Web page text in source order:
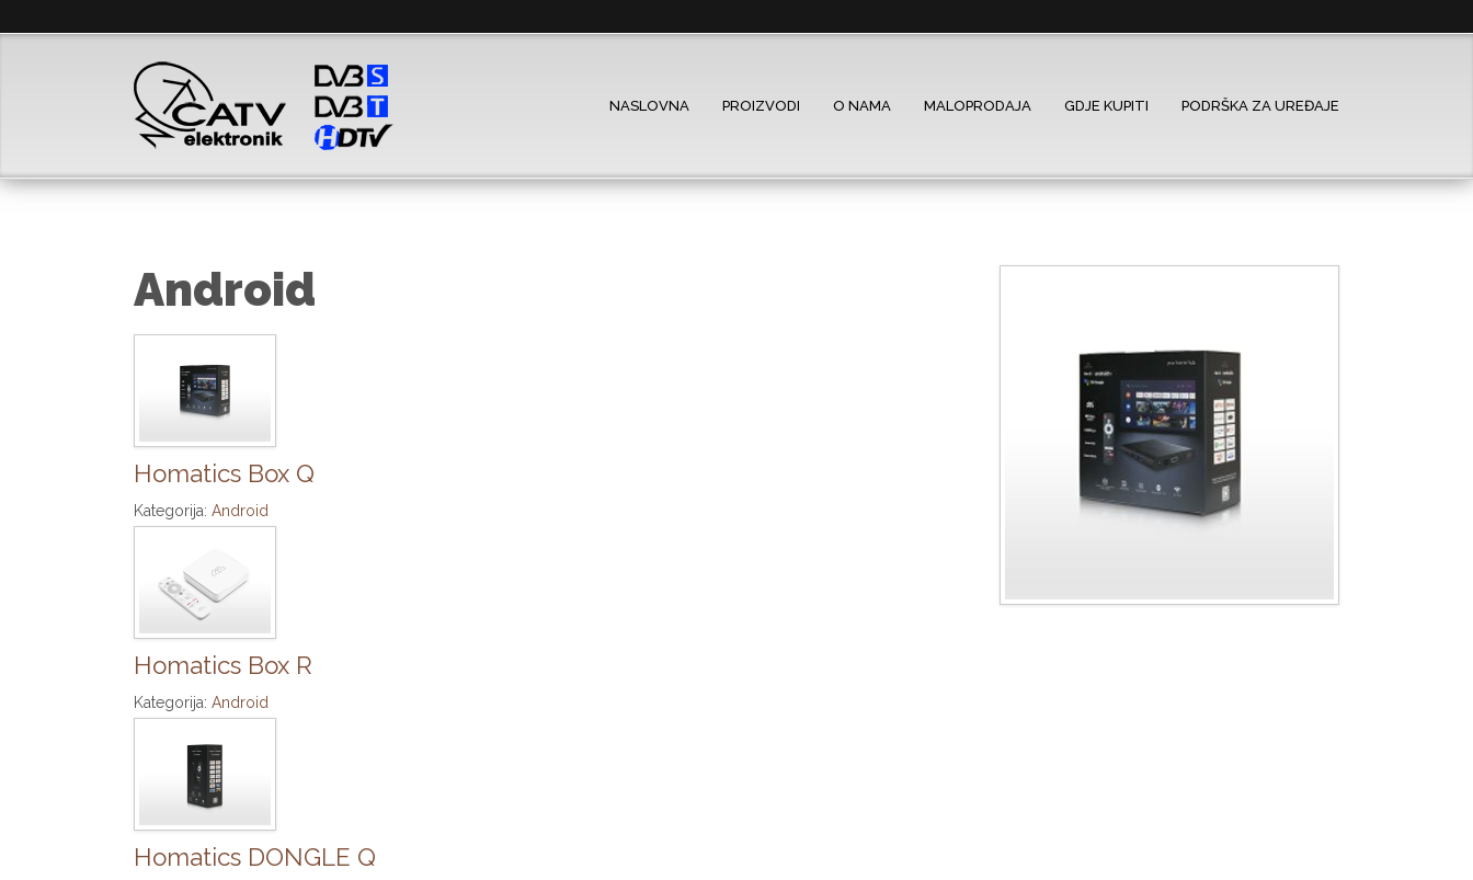
NASLOVNA PROIZVODI O NAMA MALOPRODAJA GDJE KUPITI PODRŠKA ZA UREĐAJE
Android
Homatics Box Q
Kategorija: Android
Homatics Box R
Kategorija: Android
Homatics DONGLE Q